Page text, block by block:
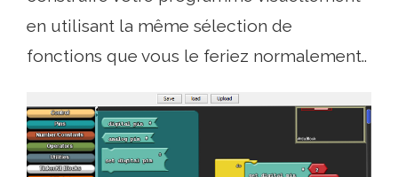
en utilisant la même sélection de
fonctions que vous le feriez normalement..